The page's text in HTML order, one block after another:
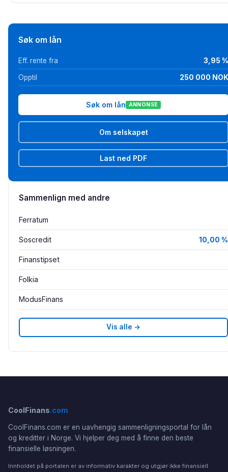
Søk om lån
Eff. rente fra 3,95 %
Opptil 250 000 NOK
Søk om lån ANNONSE
Om selskapet
Last ned PDF
Sammenlign med andre
Ferratum
Soscredit 10,00 %
Finanstipset
Folkia
ModusFinans
Vis alle →
CoolFinans.com
CoolFinans.com er en uavhengig sammenligningsportal for lån
og kreditter i Norge. Vi hjelper deg med å finne den beste
finansielle løsningen.
Innholdet på portalen er av informativ karakter og utgjør ikke finansiell